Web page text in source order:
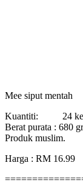
Mee siput mentah
Kuantiti: 24
Berat purata : 680
Produk muslim.
Harga : RM 16.99